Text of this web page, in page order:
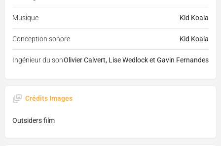
Musique Kid Koala
Conception sonore Kid Koala
Ingénieur du sonOlivier Calvert, Lise Wedlock et Gavin Fernandes
Crédits Images
Outsiders film